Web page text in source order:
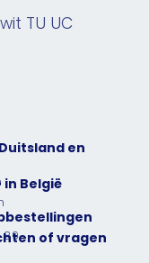
TU UC
en
België
89 of vragen